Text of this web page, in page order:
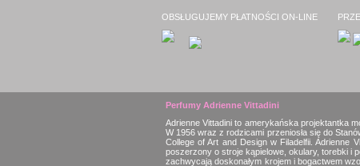
OBSŁUGUJEMY PŁATNOŚCI ON-LINE
Perfumy Adrienne Vittadini
Adrienne Vittadini to amerykańska projektantka
W 1956 wraz z rodzicami przeniosła się do
College of Art and Design w Filadelfii. Adrienne
poszerzony o stroje kąpielowe, okulary, torebki i
zachwycają doskonałym krojem i bogactwem